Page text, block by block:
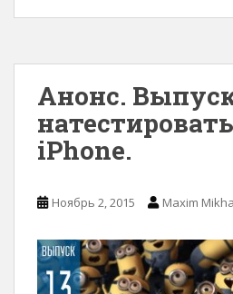
Анонс.
iPhone.
Ноябрь 2, 2015 Maxim